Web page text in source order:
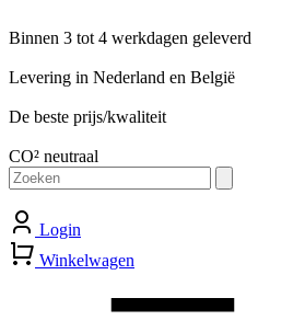
Binnen 3 tot 4 werkdagen geleverd
Levering in Nederland en België
De beste prijs/kwaliteit
CO² neutraal
Zoeken
naar:
Login
Winkelwagen